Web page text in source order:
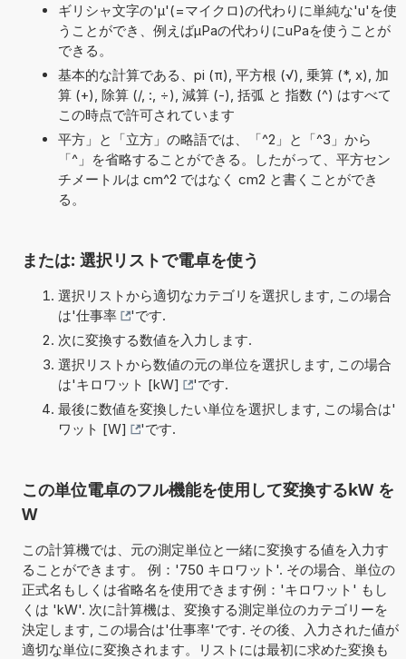
ギリシャ文字の'μ'(=マイクロ)の代わりに単純な'u'を使
うことができ、例えばµPaの代わりにuPaを使うことが
できる。
基本的な計算である、pi (π), 平方根 (√), 乗算 (*, x), 加
算 (+), 除算 (/, :, ÷), 減算 (-), 括弧 と 指数 (^) はすべて
この時点で許可されています
平方」と「立方」の略語では、「^2」と「^3」から
「^」を省略することができる。したがって、平方セン
チメートルは cm^2 ではなく cm2 と書くことができ
る。
または: 選択リストで電卓を使う
選択リストから適切なカテゴリを選択します, この場合
は'仕事率
'です.
次に変換する数値を入力します.
選択リストから数値の元の単位を選択します, この場合
は'キロワット [kW]
'です.
最後に数値を変換したい単位を選択します, この場合は'
ワット [W]
'です.
この単位電卓のフル機能を使用して変換するkW を
W
この計算機では、元の測定単位と一緒に変換する値を入力す
ることができます。 例：'750 キロワット'. その場合、単位の
正式名もしくは省略名を使用できます例：'キロワット' もし
くは 'kW'. 次に計算機は、変換する測定単位のカテゴリーを
決定します, この場合は'仕事率'です. その後、入力された値が
適切な単位に変換されます。リストには最初に求めた変換も